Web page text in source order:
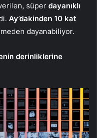
süper dayanıklı
Ay’dakinden 10 kat
dayanabiliyor.
derinliklerine